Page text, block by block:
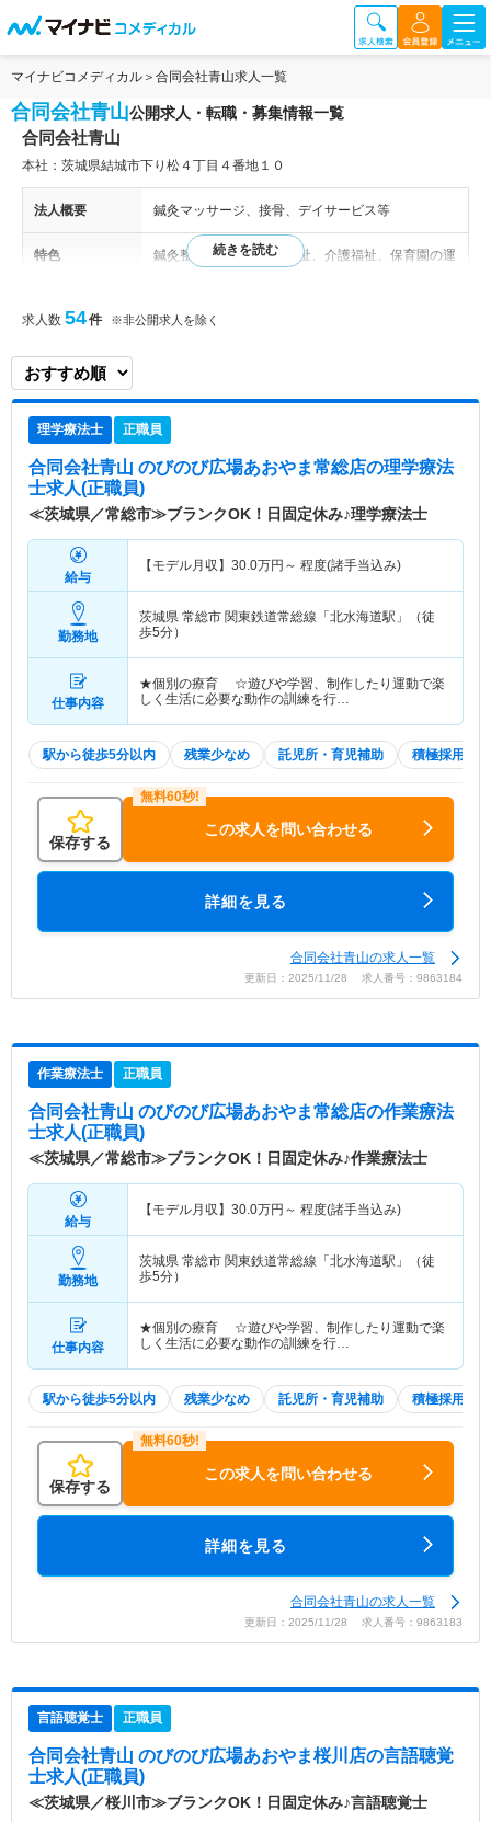
マイナビコメディカル 合同会社青山求人一覧
合同会社青山公開求人・転職・募集情報一覧
合同会社青山
本社：茨城県結城市下り松４丁目４番地１０
法人概要 鍼灸マッサージ、接骨、デイサービス等
特色
鍼灸整骨院、障がい児福祉、介護福祉、保育園の運
を目指す」をビジョンとしています。
求人数 54件 ※非公開求人を除く
理学療法士 正職員
合同会社青山 のびのび広場あおやま常総店の理学療法
士求人(正職員)
≪茨城県／常総市≫ブランクOK！日固定休み♪理学療法士
給与
【モデル月収】 30.0万円～ 程度(諸手当込み)
勤務地
茨城県 常総市 関東鉄道常総線「北水海道駅」（徒
歩5分）
仕事内容
★個別の療育 ☆遊びや学習、制作したり運動で楽
しく生活に必要な動作の訓練を行…
駅から徒歩5分以内 残業少なめ 託児所・育児補助 積極採用中
保存する
この求人を問い合わせる
詳細を見る
合同会社青山の求人一覧
更新日：2025/11/28 求人番号：9863184
作業療法士 正職員
合同会社青山 のびのび広場あおやま常総店の作業療法
士求人(正職員)
≪茨城県／常総市≫ブランクOK！日固定休み♪作業療法士
給与
【モデル月収】 30.0万円～ 程度(諸手当込み)
勤務地
茨城県 常総市 関東鉄道常総線「北水海道駅」（徒
歩5分）
仕事内容
★個別の療育 ☆遊びや学習、制作したり運動で楽
しく生活に必要な動作の訓練を行…
駅から徒歩5分以内 残業少なめ 託児所・育児補助 積極採用中
保存する
この求人を問い合わせる
詳細を見る
合同会社青山の求人一覧
更新日：2025/11/28 求人番号：9863183
言語聴覚士 正職員
合同会社青山 のびのび広場あおやま桜川店の言語聴覚
士求人(正職員)
≪茨城県／桜川市≫ブランクOK！日固定休み♪言語聴覚士